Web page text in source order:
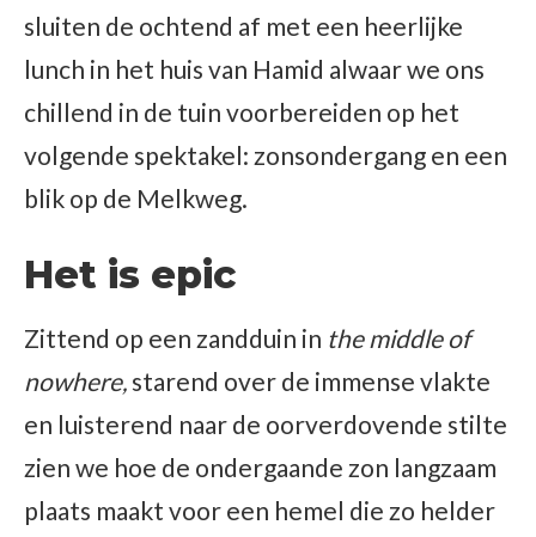
sluiten de ochtend af met een heerlijke
lunch in het huis van Hamid alwaar we ons
chillend in de tuin voorbereiden op het
volgende spektakel: zonsondergang en een
blik op de Melkweg.
Het is epic
Zittend op een zandduin in the middle of
nowhere, starend over de immense vlakte
en luisterend naar de oorverdovende stilte
zien we hoe de ondergaande zon langzaam
plaats maakt voor een hemel die zo helder